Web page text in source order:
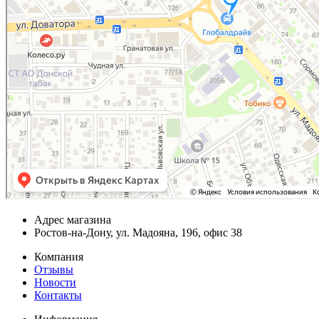
Адрес магазина
Ростов-на-Дону, ул. Мадояна, 196, офис 38
Компания
Отзывы
Новости
Контакты